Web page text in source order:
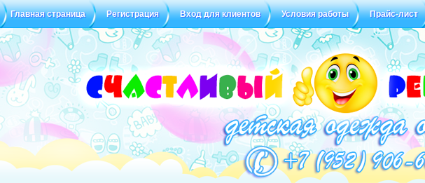
Главная страница Регистрация Вход для клиентов Условия работы Прайс-лист